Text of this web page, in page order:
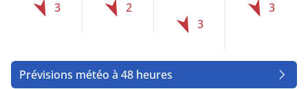
3 2
3
3
Prévisions météo à 48 heures